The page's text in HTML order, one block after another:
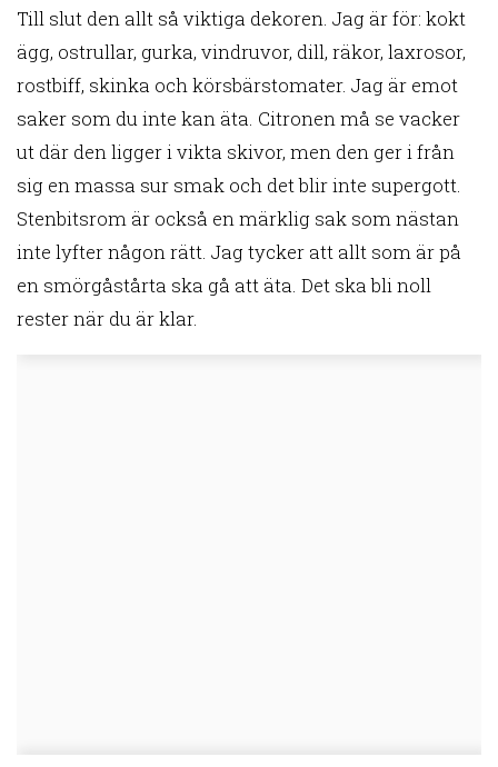
Till slut den allt så viktiga dekoren. Jag är för: kokt
ägg, ostrullar, gurka, vindruvor, dill, räkor, laxrosor,
rostbiff, skinka och körsbärstomater. Jag är emot
saker som du inte kan äta. Citronen må se vacker
ut där den ligger i vikta skivor, men den ger i från
sig en massa sur smak och det blir inte supergott.
Stenbitsrom är också en märklig sak som nästan
inte lyfter någon rätt. Jag tycker att allt som är på
en smörgåstårta ska gå att äta. Det ska bli noll
rester när du är klar.